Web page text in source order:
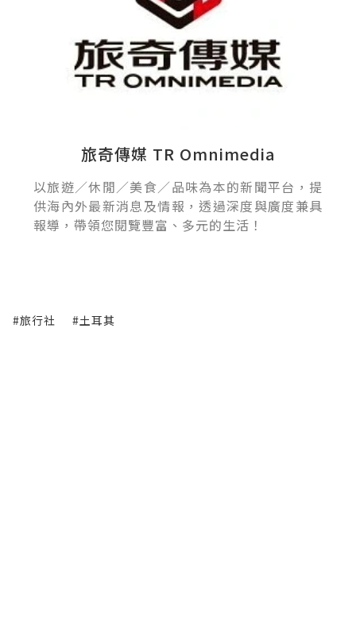
旅奇傳媒 TR Omnimedia
以旅遊／休閒／美食／品味為本的新聞平台，提
供海內外最新消息及情報，透過深度與廣度兼具
報導，帶領您閱覽豐富、多元的生活！
#旅行社 #土耳其